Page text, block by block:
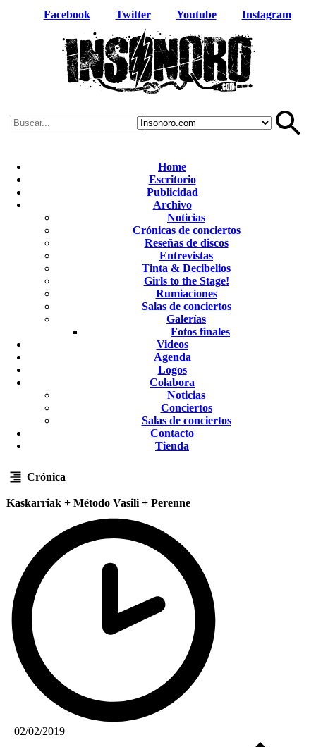
Facebook Twitter Youtube Instagram
Home
Escritorio
Publicidad
Archivo
Noticias
Crónicas de conciertos
Reseñas de discos
Entrevistas
Tinta & Decibelios
Girls to the Stage!
Rumiaciones
Salas de conciertos
Galerías
Fotos finales
Videos
Agenda
Logos
Colabora
Noticias
Conciertos
Salas de conciertos
Contacto
Tienda
Crónica
Kaskarriak + Método Vasili + Perenne
02/02/2019